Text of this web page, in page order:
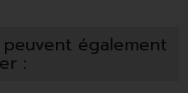
également
: